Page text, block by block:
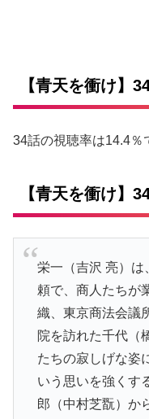
【青天を衝け】
34話の視聴率は14.4％
【青天を衝け】
栄一（吉沢 亮）は
頼で、商人たちが
織、東京商法会議
院を訪れた千代（
たちの寂しげな姿
いう思いを強くす
郎（中村芝翫）か